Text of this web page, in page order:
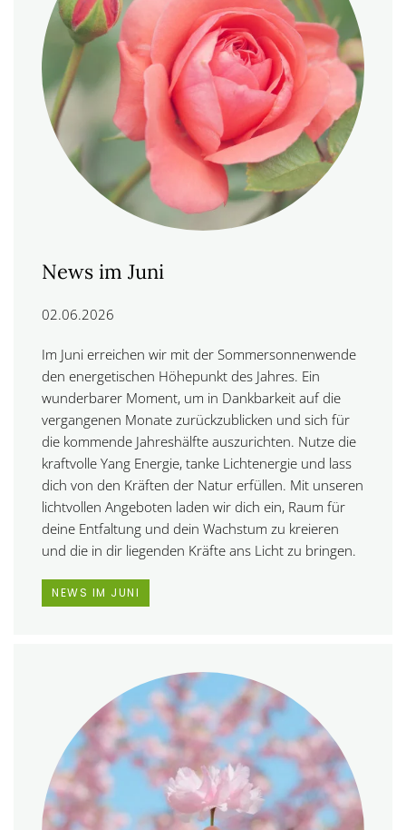
News im Juni
02.06.2026
Im Juni erreichen wir mit der Sommersonnenwende
den energetischen Höhepunkt des Jahres. Ein
wunderbarer Moment, um in Dankbarkeit auf die
vergangenen Monate zurückzublicken und sich für
die kommende Jahreshälfte auszurichten. Nutze die
kraftvolle Yang Energie, tanke Lichtenergie und lass
dich von den Kräften der Natur erfüllen. Mit unseren
lichtvollen Angeboten laden wir dich ein, Raum für
deine Entfaltung und dein Wachstum zu kreieren
und die in dir liegenden Kräfte ans Licht zu bringen.
NEWS IM JUNI